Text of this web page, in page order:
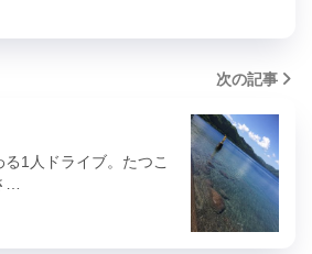
次の記事
1人ドライブ。たつこ
…